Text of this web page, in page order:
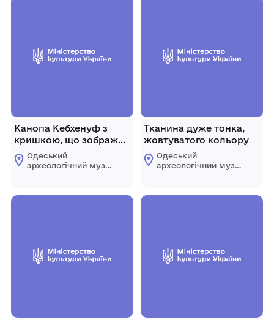
Канопа Кебхенуф з
кришкою, що зображує
голову кобчика
Одеський
археологічний музей
України
Тканина дуже тонка,
жовтуватого кольору
Одеський
археологічний музей
України